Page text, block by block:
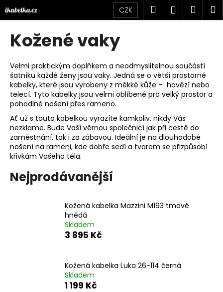
na
obsah
CZK Hledat
Kožené vaky
Velmi praktickým doplňkem a neodmyslitelnou součástí
šatníku každé ženy jsou vaky. Jedná se o větší prostorné
kabelky, které jsou vyrobeny z měkké kůže – hovězí nebo
telecí. Tyto kabelky jsou velmi oblíbené pro velký prostor a
pohodlné nošení přes rameno.
Ať už s touto kabelkou vyrazíte kamkoliv, nikdy Vás
nezklame. Bude Vaší věrnou společnicí jak při cestě do
zaměstnání, tak i za zábavou. Ideální je na dlouhodobé
nošení na rameni, kde dobře sedí a tvarem se přizpůsobí
křivkám Vašeho těla.
Nejprodávanější
Kožená kabelka Mazzini M193 tmavě
hnědá
Skladem
3 895 Kč
Kožená kabelka Luka 26-114 černá
Skladem
1 199 Kč
K
o
o
p
o
t
ř
e
b
u
j
e